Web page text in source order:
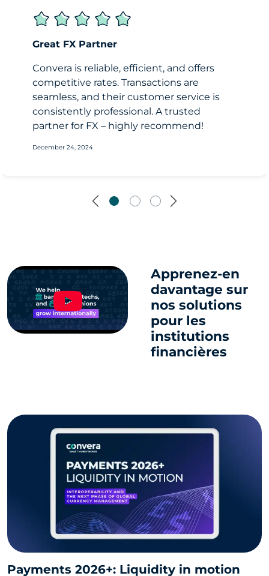
Great FX Partner
Convera is reliable, efficient, and offers
competitive rates. Transactions are
seamless, and their customer service is
consistently professional. A trusted
partner for FX – highly recommend!
December 24, 2024
Previous Next
Apprenez-en
davantage sur
nos solutions
pour les
institutions
financières
Payments 2026+: Liquidity in motion